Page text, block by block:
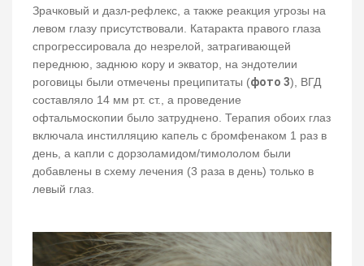
Зрачковый и дазл-рефлекс, а также реакция угрозы на
левом глазу присутствовали. Катаракта правого глаза
спрогрессировала до незрелой, затрагивающей
переднюю, заднюю кору и экватор, на эндотелии
роговицы были отмечены преципитаты (фото 3), ВГД
составляло 14 мм рт. ст., а проведение
офтальмоскопии было затруднено. Терапия обоих глаз
включала инстилляцию капель с бромфенаком 1 раз в
день, а капли с дорзоламидом/тимололом были
добавлены в схему лечения (3 раза в день) только в
левый глаз.